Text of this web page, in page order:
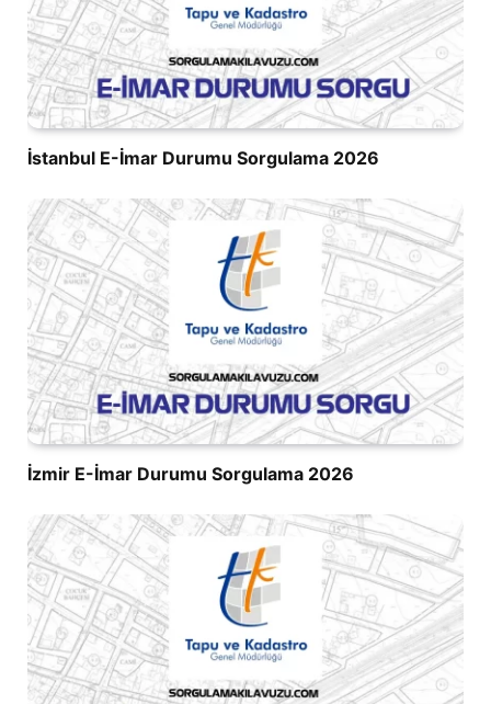
İstanbul E-İmar Durumu Sorgulama 2026
İzmir E-İmar Durumu Sorgulama 2026